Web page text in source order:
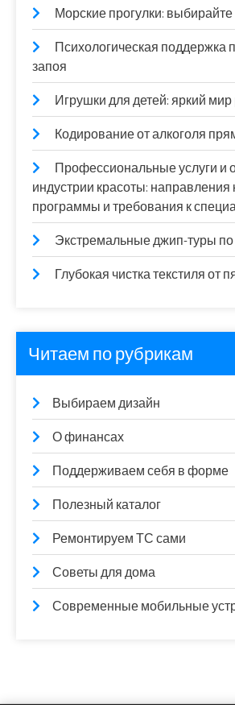
Морские прогулки:
Психологическая поддержка
запоя
Игрушки для детей: яркий
Кодирование от алкоголя
Профессиональные услуги и
индустрии красоты: направления
программы и требования к
Экстремальные джип-туры
Глубокая чистка текстиля от
Читаем по рубрикам
Выбираем дизайн
О финансах
Поддерживаем себя в форме
Полезный каталог
Ремонтируем ТС сами
Советы для дома
Современные мобильные